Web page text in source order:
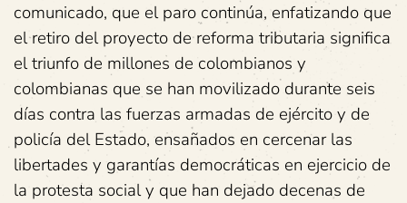
comunicado, que el paro continúa, enfatizando que
el retiro del proyecto de reforma tributaria significa
el triunfo de millones de colombianos y
colombianas que se han movilizado durante seis
días contra las fuerzas armadas de ejército y de
policía del Estado, ensañados en cercenar las
libertades y garantías democráticas en ejercicio de
la protesta social y que han dejado decenas de